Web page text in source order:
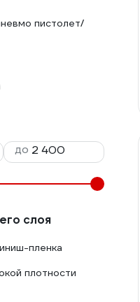
пистолет/
до
слоя
пленка
плотности